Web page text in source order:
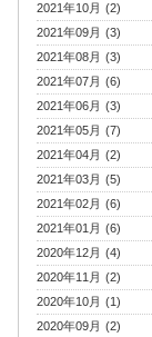
2021年10月 (2)
2021年09月 (3)
2021年08月 (3)
2021年07月 (6)
2021年06月 (3)
2021年05月 (7)
2021年04月 (2)
2021年03月 (5)
2021年02月 (6)
2021年01月 (6)
2020年12月 (4)
2020年11月 (2)
2020年10月 (1)
2020年09月 (2)